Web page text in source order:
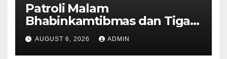
Patroli Malam
Bhabinkamtibmas dan Tiga
Pilar Kelurahan Ungaran
Perkuat Kamtibmas, Warga
AUGUST 6, 2026 ADMIN